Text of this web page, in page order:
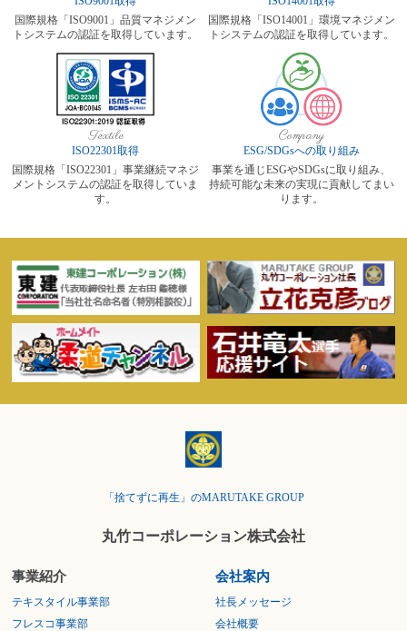
国際規格「ISO9001」品質マネジメン
トシステムの認証を取得しています。
国際規格「ISO14001」環境マネジメン
トシステムの認証を取得しています。
Textile
ISO22301取得
国際規格「ISO22301」事業継続マネジ
メントシステムの認証を取得していま
す。
Company
ESG/SDGsへの取り組み
事業を通じESGやSDGsに取り組み、
持続可能な未来の実現に貢献してまい
ります。
「捨てずに再生」のMARUTAKE GROUP
丸竹コーポレーション株式会社
事業紹介
テキスタイル事業部
フレスコ事業部
会社案内
社長メッセージ
会社概要